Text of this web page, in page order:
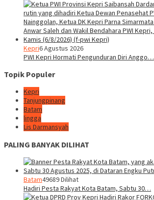
Kepri6 Agustus 2026
PWI Kepri Hormati Pengunduran Diri Anggo…
Topik Populer
Kepri
Tanjungpinang
Batam
lingga
Lis Darmansyah
PALING BANYAK DILIHAT
Batam49689 Dilihat
Hadiri Pesta Rakyat Kota Batam, Sabtu 30…